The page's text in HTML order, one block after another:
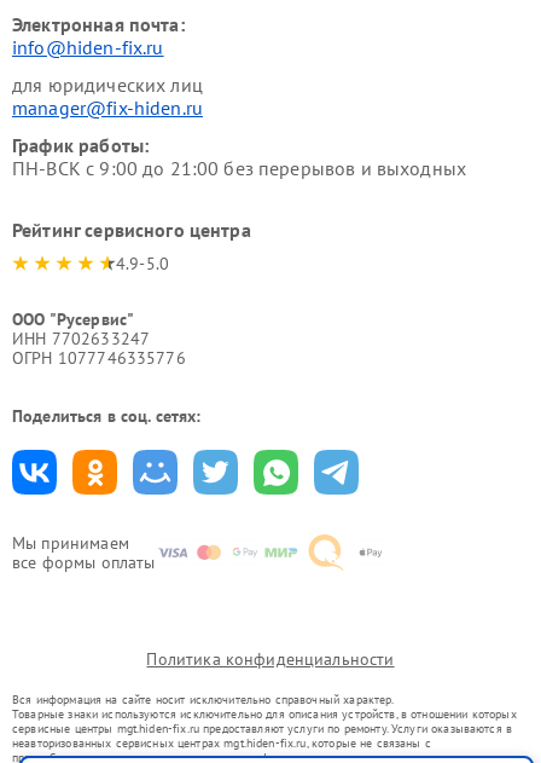
Мы принимаем
все формы оплаты
Электронная почта:
info@hiden-fix.ru
для юридических лиц
manager@fix-hiden.ru
График работы:
ПН-ВСК с 9:00 до 21:00 без перерывов и выходных
Рейтинг сервисного центра
4.9-5.0
ООО "Русервис"
ИНН 7702633247
ОГРН 1077746335776
Поделиться в соц. сетях:
Политика конфиденциальности
Вся информация на сайте носит исключительно справочный характер.
Товарные знаки используются исключительно для описания устройств, в отношении которых
сервисные центры mgt.hiden-fix.ru предоставляют услуги по ремонту. Услуги оказываются в
неавторизованных сервисных центрах mgt.hiden-fix.ru, которые не связаны с
правообладателями товарных знаков или их официальными представителями.